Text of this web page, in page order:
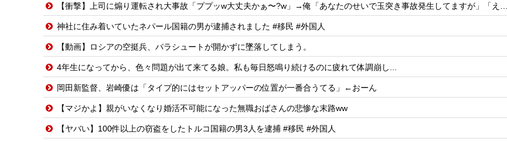
【衝撃】上司に煽り運転され大事故「ププッw大丈夫かぁ〜?w」→俺「あなたのせいで玉突き事故発生してますが」「え!?」
神社に住み着いていたネパール国籍の男が逮捕されました #移民 #外国人
【動画】ロシアの空挺兵、パラシュートが開かずに墜落してしまう。
4年生になってから、色々問題が出て来てる娘。私も毎日怒鳴り続けるのに疲れて体調崩し...
岡田新監督、岩崎優は「タイプ的にはセットアッパーの位置が一番合うてる」←おーん
【マジかよ】親がいなくなり婚活不可能になった無職おばさんの悲惨な末路ww
【ヤバい】100件以上の窃盗をしたトルコ国籍の男3人を逮捕 #移民 #外国人